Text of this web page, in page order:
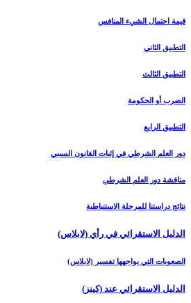
قيمة احتمال الشي‏ء المنافس
التطبيق الثاني
التطبيق الثالث‏
الضرب أو الحكومة
التطبيق الرابع‏
دور العلم الشرطي في إثبات القانون السببي
مناقشة دور العلم الشرطي
نتائج دراستنا للمرحلة الاستنباطية
الدليل الاستقرائي في رأي (لابلاس‏)
الصعوبات التي يواجهها تفسير (لابلاس)
الدليل الاستقرائي عند (كينز)